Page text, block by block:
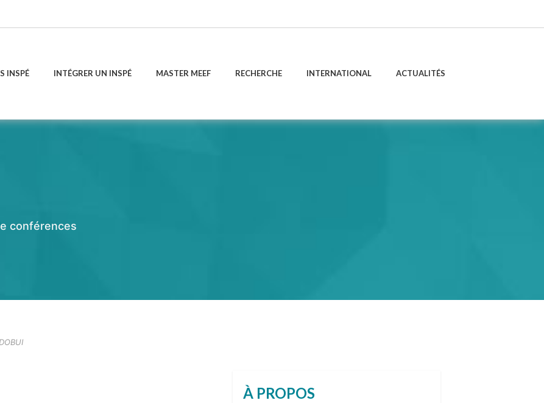
INSPÉ INTÉGRER UN INSPÉ MASTER MEEF RECHERCHE INTERNATIONAL ACTUALITÉS
conférences
À PROPOS